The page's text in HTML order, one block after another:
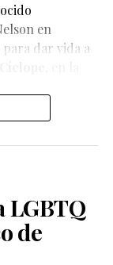
en
dar vida a
LGBTQ
de